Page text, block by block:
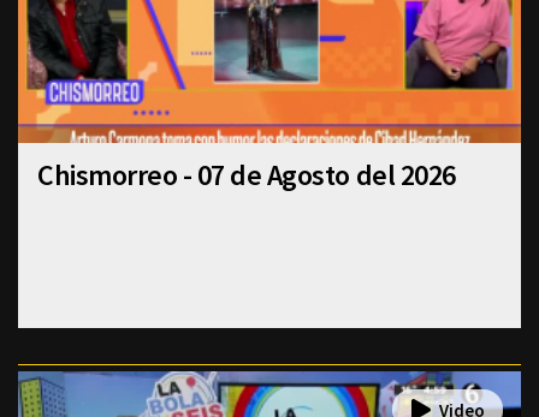
Chismorreo - 07 de Agosto del 2026